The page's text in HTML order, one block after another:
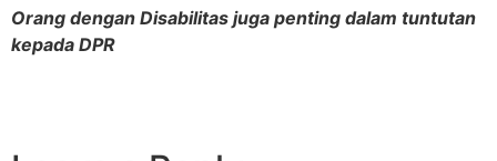
Orang dengan Disabilitas juga penting dalam tuntutan
kepada DPR